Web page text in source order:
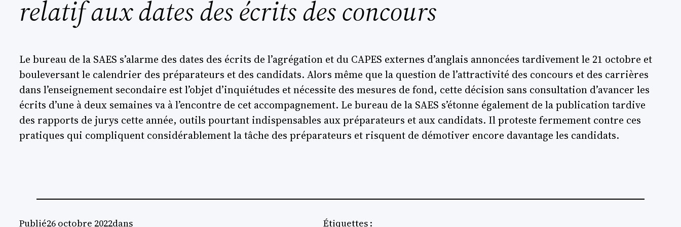
relatif aux dates des écrits des concours
Le bureau de la SAES s’alarme des dates des écrits de l’agrégation et du CAPES externes d’anglais annoncées tardivement le 21 octobre et
bouleversant le calendrier des préparateurs et des candidats. Alors même que la question de l’attractivité des concours et des carrières
dans l’enseignement secondaire est l’objet d’inquiétudes et nécessite des mesures de fond, cette décision sans consultation d’avancer les
écrits d’une à deux semaines va à l’encontre de cet accompagnement. Le bureau de la SAES s’étonne également de la publication tardive
des rapports de jurys cette année, outils pourtant indispensables aux préparateurs et aux candidats. Il proteste fermement contre ces
pratiques qui compliquent considérablement la tâche des préparateurs et risquent de démotiver encore davantage les candidats.
Publié26 octobre 2022dans Étiquettes :